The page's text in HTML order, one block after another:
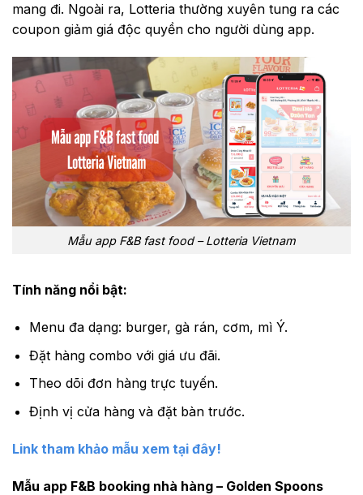
mang đi. Ngoài ra, Lotteria thường xuyên tung ra các
coupon giảm giá độc quyền cho người dùng app.
Mẫu app F&B fast food – Lotteria Vietnam
Tính năng nổi bật:
Menu đa dạng: burger, gà rán, cơm, mì Ý.
Đặt hàng combo với giá ưu đãi.
Theo dõi đơn hàng trực tuyến.
Định vị cửa hàng và đặt bàn trước.
Link tham khảo mẫu xem tại đây!
Mẫu app F&B booking nhà hàng – Golden Spoons